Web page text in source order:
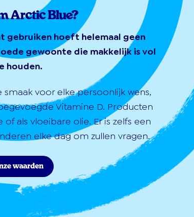
Arctic Blue?
gebruiken hoeft helemaal geen
gewoonte die makkelijk is vol
houden.
voor elke persoonlijk wens,
Vitamine D. Producten
of als vloeibare olie. Er is zelfs een
elke dag om zullen vragen.
waarden